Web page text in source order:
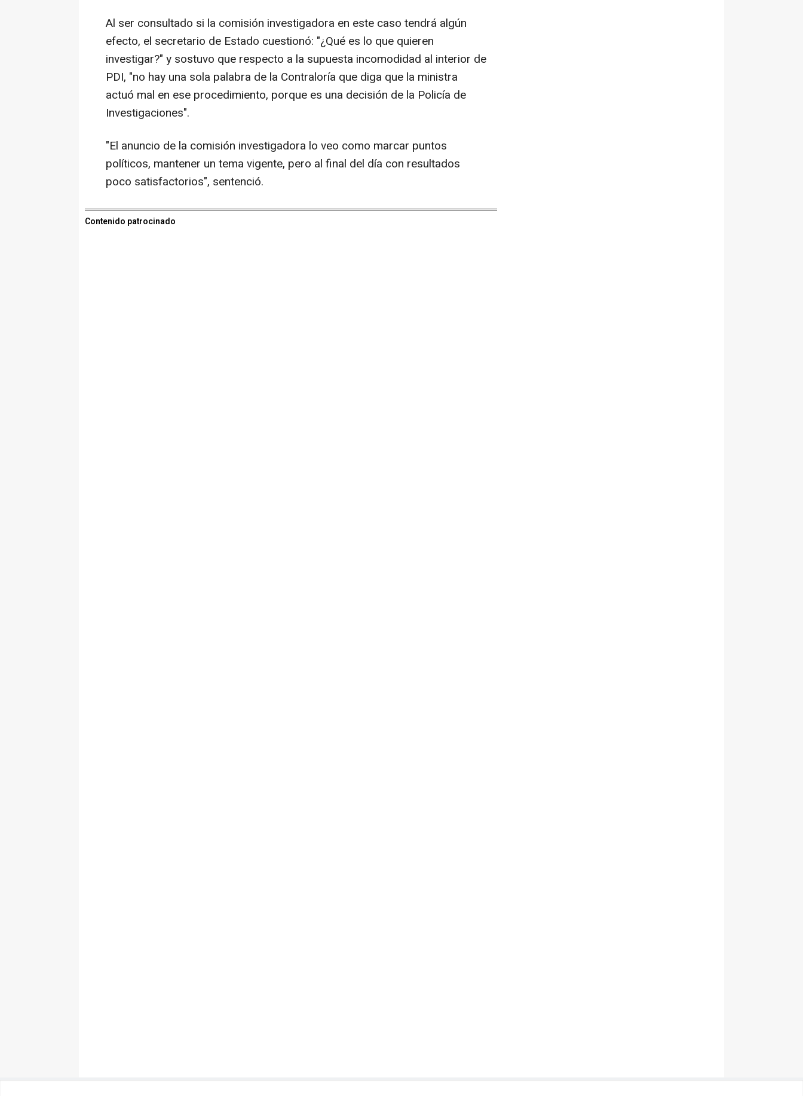
Al ser consultado si la comisión investigadora en este caso tendrá algún
efecto, el secretario de Estado cuestionó: "¿Qué es lo que quieren
investigar?" y sostuvo que respecto a la supuesta incomodidad al interior de
PDI, "no hay una sola palabra de la Contraloría que diga que la ministra
actuó mal en ese procedimiento, porque es una decisión de la Policía de
Investigaciones".
"El anuncio de la comisión investigadora lo veo como marcar puntos
políticos, mantener un tema vigente, pero al final del día con resultados
poco satisfactorios", sentenció.
Contenido patrocinado